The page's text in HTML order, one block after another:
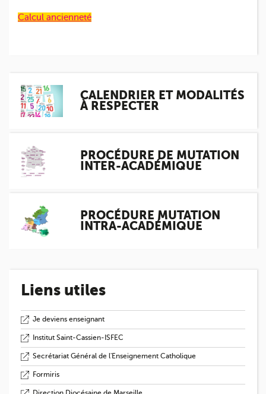
Calcul ancienneté
CALENDRIER ET MODALITÉS
À RESPECTER
PROCÉDURE DE MUTATION
INTER-ACADÉMIQUE
PROCÉDURE MUTATION
INTRA-ACADÉMIQUE
Liens utiles
Je deviens enseignant
Institut Saint-Cassien-ISFEC
Secrétariat Général de l'Enseignement Catholique
Formiris